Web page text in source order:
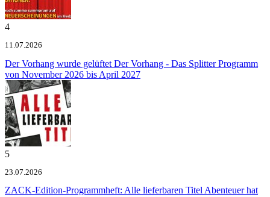
4
11.07.2026
Der Vorhang wurde gelüftet Der Vorhang - Das Splitter Programm
von November 2026 bis April 2027
5
23.07.2026
ZACK-Edition-Programmheft: Alle lieferbaren Titel Abenteuer hat